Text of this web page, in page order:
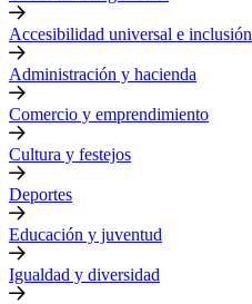
Accesibilidad universal e inclusión
Administración y hacienda
Comercio y emprendimiento
Cultura y festejos
Deportes
Educación y juventud
Igualdad y diversidad